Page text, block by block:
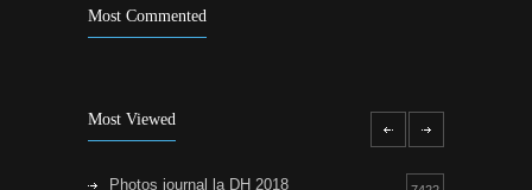
Most Commented
Most Viewed
Photos journal la DH 2018